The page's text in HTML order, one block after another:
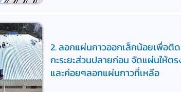
2. ลอกแผ่นกาวออกเล็กน้อยเพื่อติด
กะระยะส่วนปลายก่อน จัดแผ่นให้ตร
และค่อยๆลอกแผ่นกาวที่เหลือ